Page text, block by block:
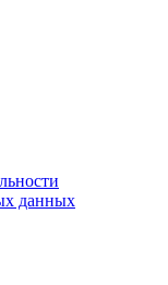
данных